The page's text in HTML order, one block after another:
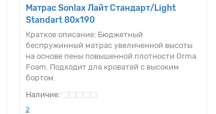
Матрас Sonlax Лайт Стандарт/Light
Standart 80x190
Краткое описание: Бюджетный
беспружинный матрас увеличенной высоты
на основе пены повышенной плотности Orma
Foam. Подходит для кроватей с высоким
бортом.
2